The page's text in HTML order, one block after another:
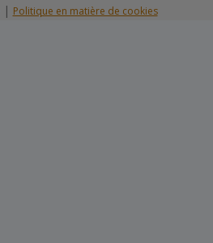
| Politique en matière de cookies